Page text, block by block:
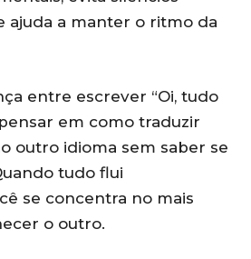
ajuda a manter o ritmo da
entre escrever “Oi, tudo
em como traduzir
outro idioma sem saber se
tudo flui
se concentra no mais
o outro.